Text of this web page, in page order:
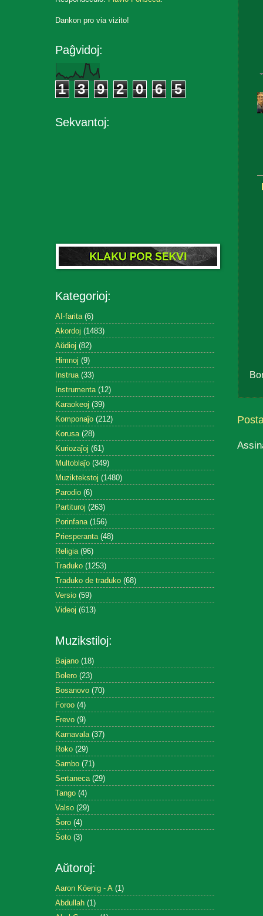
Dankon pro via vizito!
Paĝvidoj:
1 3 9 2 0 6 5
Sekvantoj:
Kategorioj:
AI-farita (6)
Akordoj (1483)
Aŭdioj (82)
Himnoj (9)
Instrua (33)
Instrumenta (12)
Karaokeoj (39)
Komponaĵo (212)
Korusa (28)
Kuriozaĵoj (61)
Multoblaĵo (349)
Muziktekstoj (1480)
Parodio (6)
Partituroj (263)
Porinfana (156)
Priesperanta (48)
Religia (96)
Traduko (1253)
Traduko de traduko (68)
Versio (59)
Videoj (613)
Muzikstiloj:
Bajano (18)
Bolero (23)
Bosanovo (70)
Foroo (4)
Frevo (9)
Karnavala (37)
Roko (29)
Sambo (71)
Sertaneca (29)
Tango (4)
Valso (29)
Ŝoro (4)
Ŝoto (3)
Aŭtoroj:
Aaron Köenig - A (1)
Abdullah (1)